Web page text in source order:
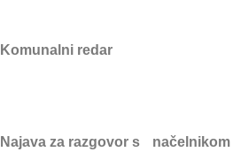
Komunalni redar
Najava za razgovor s načelnikom